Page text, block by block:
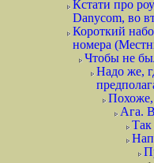
Кстати про
Danycom, во
Короткий
номера
Чтобы не
Надо же,
Похоже,
Ага.
Так